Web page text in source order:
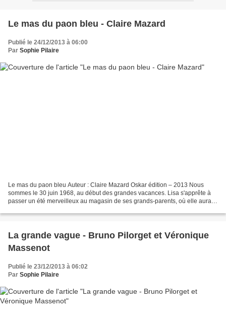
Le mas du paon bleu - Claire Mazard
Publié le 24/12/2013 à 06:00
Par Sophie Pilaire
Le mas du paon bleu Auteur : Claire Mazard Oskar édition – 2013 Nous
sommes le 30 juin 1968, au début des grandes vacances. Lisa s'apprête à
passer un été merveilleux au magasin de ses grands-parents, où elle aura
La grande vague - Bruno Pilorget et Véronique
Massenot
Publié le 23/12/2013 à 06:02
Par Sophie Pilaire